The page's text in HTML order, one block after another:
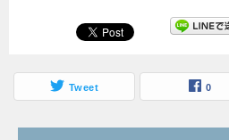
Tweet 0